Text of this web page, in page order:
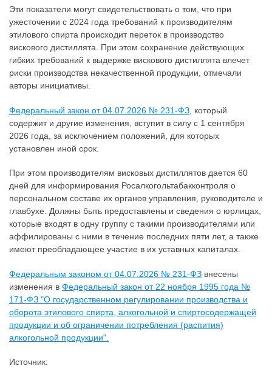
Эти показатели могут свидетельствовать о том, что при
ужесточении с 2024 года требований к производителям
этилового спирта происходит переток в производство
вискового дистиллята. При этом сохранение действующих
гибких требований к выдержке вискового дистиллята влечет
риски производства некачественной продукции, отмечали
авторы инициативы.
Федеральный закон от 04.07.2026 № 231-ФЗ , который
содержит и другие изменения, вступит в силу с 1 сентября
2026 года, за исключением положений, для которых
установлен иной срок.
При этом производителям висковых дистиллятов дается 60
дней для информирования Росалкогольтабакконтроля о
персональном составе их органов управления, руководителе и
главбухе. Должны быть предоставлены и сведения о юрлицах,
которые входят в одну группу с такими производителями или
аффилированы с ними в течение последних пяти лет, а также
имеют преобладающее участие в их уставных капиталах.
Федеральным законом от 04.07.2026 № 231-ФЗ внесены
изменения в Федеральный закон от 22 ноября 1995 года №
171-ФЗ "О государственном регулировании производства и
оборота этилового спирта, алкогольной и спиртосодержащей
продукции и об ограничении потребления (распития)
алкогольной продукции".
Источник: